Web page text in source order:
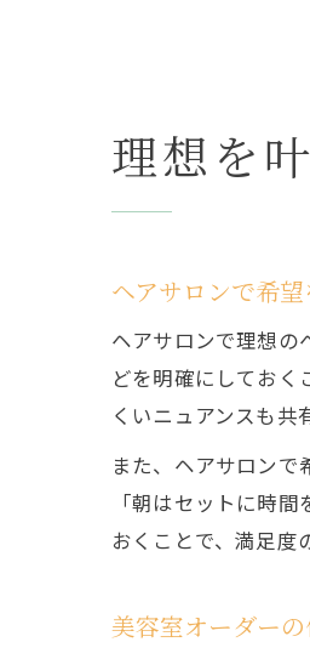
理想を
ヘアサロンで希
ヘアサロンで理想の
どを明確にしてお
くいニュアンスも共
また、ヘアサロンで
「朝はセットに時
おくことで、満足度
美容室オーダー